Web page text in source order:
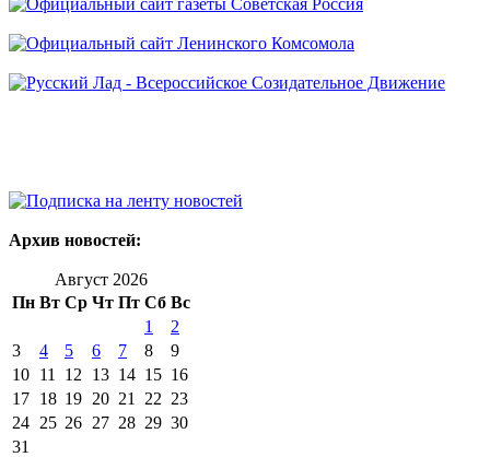
Архив новостей:
Август 2026
Пн Вт Ср Чт Пт Сб Вс
1
2
3
4 5 6 7 8
9
10 11 12 13 14 15 16
17 18 19 20 21 22 23
24 25 26 27 28 29 30
31